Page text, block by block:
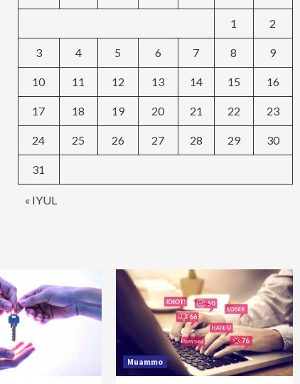
« IYUL
1 2
3 4 5 6 7 8 9
10 11 12 13 14 15 16
17 18 19 20 21 22 23
24 25 26 27 28 29 30
31
Muammo